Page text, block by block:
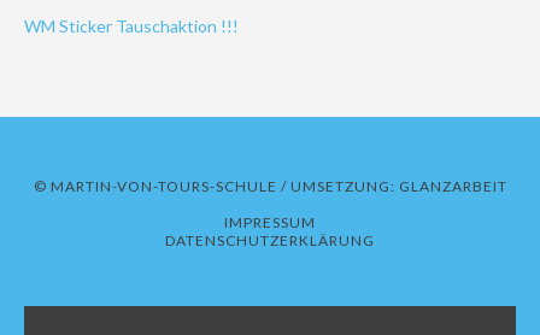
WM Sticker Tauschaktion !!!
© MARTIN-VON-TOURS-SCHULE / UMSETZUNG: GLANZARBEIT
IMPRESSUM
DATENSCHUTZERKLÄRUNG